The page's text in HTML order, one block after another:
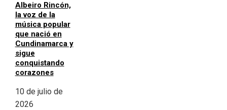
Albeiro Rincón,
la voz de la
música popular
que nació en
Cundinamarca y
sigue
conquistando
corazones
10 de julio de
2026